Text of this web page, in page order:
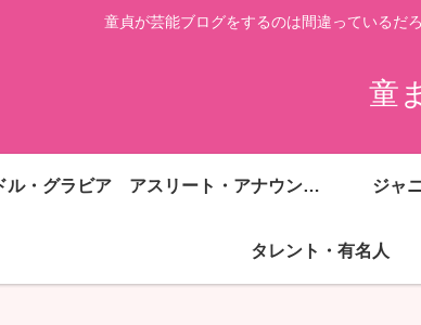
童貞が芸能ブログをするのは間違っているだ
童
ル・グラビア アスリート・アナウンサー ジャ
タレント・有名人